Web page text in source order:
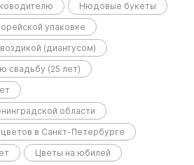
Нюдовые букеты
упаковке
(диантусом)
свадьбу (25 лет)
области
в Санкт-Петербурге
Цветы на юбилей